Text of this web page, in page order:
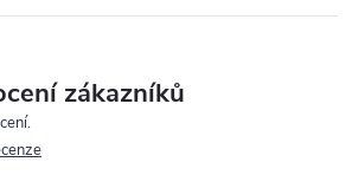
zákazníků